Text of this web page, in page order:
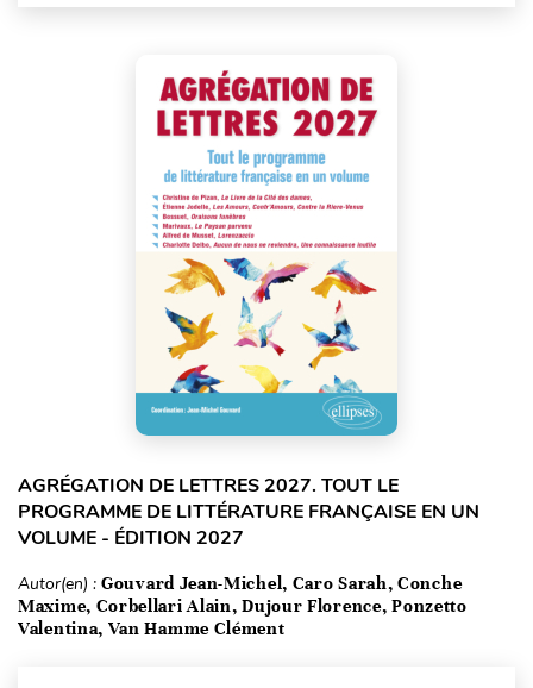
AGRÉGATION DE LETTRES 2027. TOUT LE
PROGRAMME DE LITTÉRATURE FRANÇAISE EN UN
VOLUME - ÉDITION 2027
Autor(en) : Gouvard Jean-Michel, Caro Sarah, Conche
Maxime, Corbellari Alain, Dujour Florence, Ponzetto
Valentina, Van Hamme Clément